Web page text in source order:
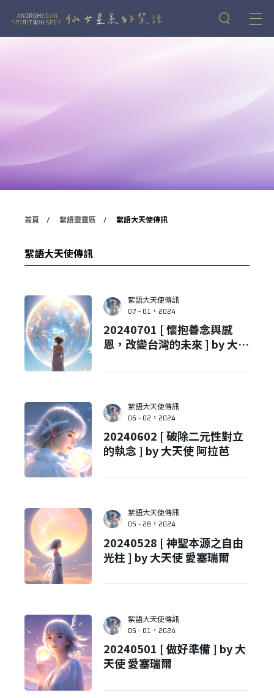
首頁 絮語靈靈區 絮語大天使傳訊
絮語大天使傳訊
07 - 01，2024
20240701 [ 懷抱善念與感
恩，改變台灣的未來 ] by 大天
絮語大天使傳訊
06 - 02，2024
20240602 [ 破除二元性對立
的執念 ] by 大天使 阿拉芭
絮語大天使傳訊
05 - 28，2024
20240528 [ 神聖本源之自由
光柱 ] by 大天使 愛塞瑞爾
絮語大天使傳訊
05 - 01，2024
20240501 [ 做好準備 ] by 大
天使 愛塞瑞爾